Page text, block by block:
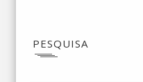
PESQUISA